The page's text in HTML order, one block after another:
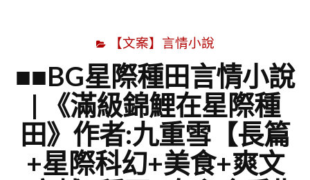
【文案】言情小說
■■BG星際種田言情小說
| 《滿級錦鯉在星際種
田》作者:九重雪【長篇
+星際科幻+美食+爽文